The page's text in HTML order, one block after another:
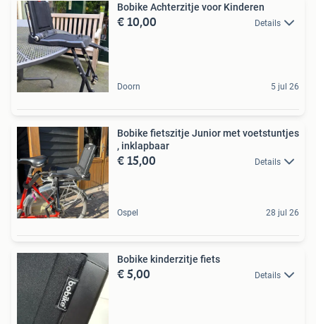
Bobike Achterzitje voor Kinderen
€ 10,00 Details
Doorn 5 jul 26
Bobike fietszitje Junior met voetstuntjes
, inklapbaar
€ 15,00 Details
Ospel 28 jul 26
Bobike kinderzitje fiets
€ 5,00 Details